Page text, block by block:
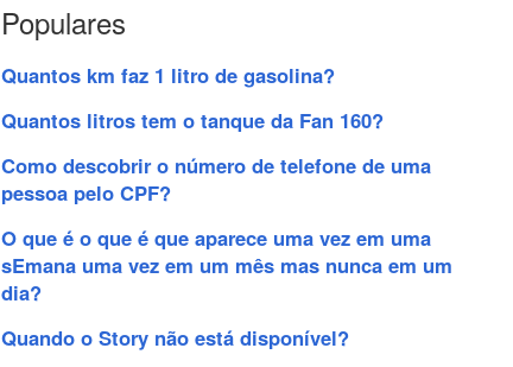
Populares
Quantos km faz 1 litro de gasolina?
Quantos litros tem o tanque da Fan 160?
Como descobrir o número de telefone de uma
pessoa pelo CPF?
O que é o que é que aparece uma vez em uma
sEmana uma vez em um mês mas nunca em um
dia?
Quando o Story não está disponível?